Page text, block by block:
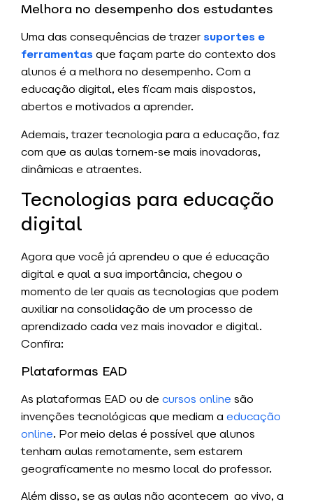
Melhora no desempenho dos estudantes
Uma das consequências de trazer suportes e
ferramentasque façam parte do contexto dos
alunos é a melhora no desempenho. Com a
educação digital, eles ficam mais dispostos,
abertos e motivados a aprender.
Ademais, trazer tecnologia para a educação, faz
com que as aulas tornem-se mais inovadoras,
dinâmicas e atraentes.
Tecnologias para educação
digital
Agora que você já aprendeu o que é educação
digital e qual a sua importância, chegou o
momento de ler quais as tecnologias que podem
auxiliar na consolidação de um processo de
aprendizado cada vez mais inovador e digital.
Confira:
Plataformas EAD
As plataformas EAD ou de cursos online são
invenções tecnológicas que mediam aeducação
online. Por meio delas é possível que alunos
tenham aulas remotamente, sem estarem
geograficamente no mesmo local do professor.
Além disso, se as aulas não acontecem ao vivo, a